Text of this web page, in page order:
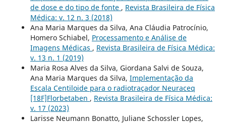
de dose e do tipo de fonte , Revista Brasileira de Física
Médica: v. 12 n. 3 (2018)
Ana Maria Marques da Silva, Ana Cláudia Patrocínio,
Homero Schiabel, Processamento e Análise de
Imagens Médicas , Revista Brasileira de Física Médica:
v. 13 n. 1 (2019)
Maria Rosa Alves da Silva, Giordana Salvi de Souza,
Ana Maria Marques da Silva, Implementação da
Escala Centiloide para o radiotraçador Neuraceq
[18F]Florbetaben , Revista Brasileira de Física Médica:
v. 17 (2023)
Larisse Neumann Bonatto, Juliane Schossler Lopes,